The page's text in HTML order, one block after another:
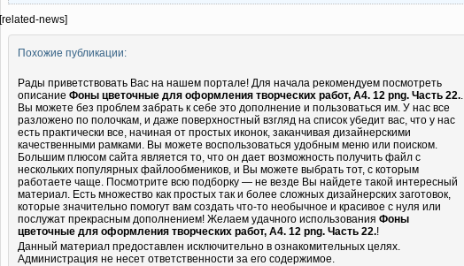
[related-news]
Похожие публикации:
Рады приветствовать Вас на нашем портале! Для начала рекомендуем посмотреть
описание Фоны цветочные для оформления творческих работ, А4. 12 png. Часть 22..
Вы можете без проблем забрать к себе это дополнение и пользоваться им. У нас все
разложено по полочкам, и даже поверхностный взгляд на список убедит вас, что у нас
есть практически все, начиная от простых иконок, заканчивая дизайнерскими
качественными рамками. Вы можете воспользоваться удобным меню или поиском.
Большим плюсом сайта является то, что он дает возможность получить файл с
нескольких популярных файлообмеников, и Вы можете выбрать тот, с которым
работаете чаще. Посмотрите всю подборку — не везде Вы найдете такой интересный
материал. Есть множество как простых так и более сложных дизайнерских заготовок,
которые значительно помогут вам создать что-то необычное и красивое с нуля или
послужат прекрасным дополнением! Желаем удачного использования Фоны
цветочные для оформления творческих работ, А4. 12 png. Часть 22.!
Данный материал предоставлен исключительно в ознакомительных целях.
Администрация не несет ответственности за его содержимое.